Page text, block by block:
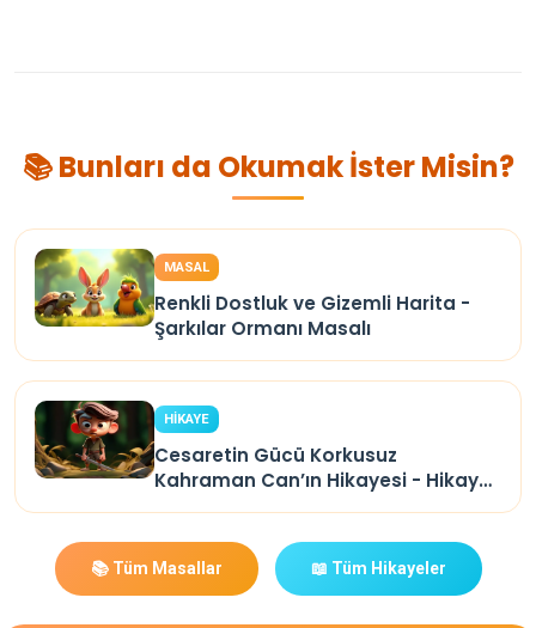
📚 Bunları da Okumak İster Misin?
MASAL
Renkli Dostluk ve Gizemli Harita -
Şarkılar Ormanı Masalı
HİKAYE
Cesaretin Gücü Korkusuz
Kahraman Can’ın Hikayesi - Hikaye
📚 Tüm Masallar 📖 Tüm Hikayeler